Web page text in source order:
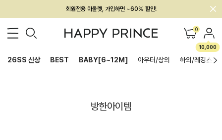
회원전용 아울렛, 가입하면 ~60% 할인!
멤버십 최대 28,000원 혜택 0
10,000
26SS 신상 BEST BABY[6~12M] 아우터/상의 하의/레깅스
방한아이템